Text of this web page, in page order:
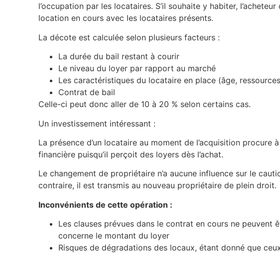
l’occupation par les locataires. S’il souhaite y habiter,
location en cours avec les locataires présents.
La décote est calculée selon plusieurs facteurs :
La durée du bail restant à courir
Le niveau du loyer par rapport au marché
Les caractéristiques du locataire en place (âge,
Contrat de bail
Celle-ci peut donc aller de 10 à 20 % selon certains cas.
Un investissement intéressant :
La présence d’un locataire au moment de l’acquisition procure
financière puisqu’il perçoit des loyers dès l’achat.
Le changement de propriétaire n’a aucune influence sur le
contraire, il est transmis au nouveau propriétaire de plein droit.
Inconvénients de cette opération :
Les clauses prévues dans le contrat en cours ne peuvent
concerne le montant du loyer
Risques de dégradations des locaux, étant donné que